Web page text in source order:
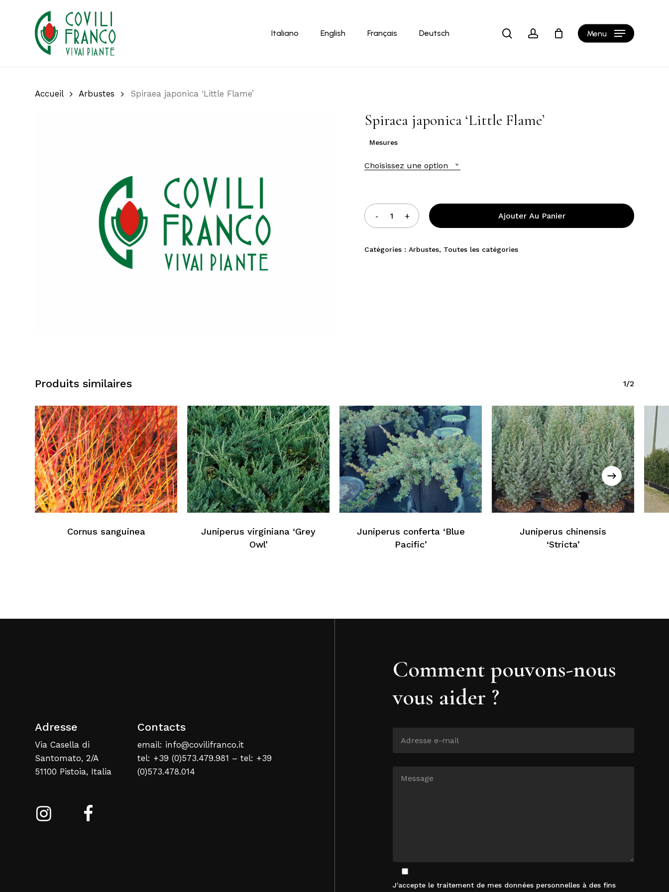
Italiano English Français Deutsch searchaccount Menu Cart
Aucun produit dans le panier
Retour À La Liste Web
Accueil Arbustes Spiraea japonica ‘Little Flame’
Spiraea japonica ‘Little Flame’
Mesures
Choisissez une option
Ajouter Au Panier
Catégories :Arbustes, Toutes les catégories
Produits similaires 1/2
Cornus sanguinea
Juniperus virginiana ‘Grey
Owl’
Juniperus conferta ‘Blue
Pacific’
Juniperus chinensis
‘Stricta’
Adresse
Via Casella di
Santomato, 2/A
51100 Pistoia, Italia
Contacts
email: info@covilifranco.it
tel: +39 (0)573.479.981 – tel: +39
(0)573.478.014
Comment pouvons-nous
vous aider ?
J'accepte le traitement de mes données personnelles à des fins